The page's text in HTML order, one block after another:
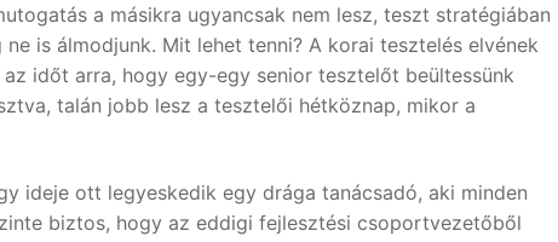
a másikra ugyancsak nem lesz, teszt stratégiában
is álmodjunk. Mit lehet tenni? A korai tesztelés elvének
időt arra, hogy egy-egy senior tesztelőt beültessünk
talán jobb lesz a tesztelői hétköznap, mikor a
ideje ott legyeskedik egy drága tanácsadó, aki minden
biztos, hogy az eddigi fejlesztési csoportvezetőből